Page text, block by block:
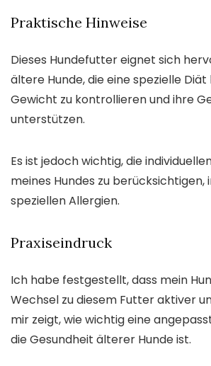
Praktische Hinweise
Dieses Hundefutter eignet sich
ältere Hunde, die eine spezielle
Gewicht zu kontrollieren und ihre
unterstützen.
Es ist jedoch wichtig, die
meines Hundes zu berücksichtigen,
speziellen Allergien.
Praxiseindruck
Ich habe festgestellt, dass mein
Wechsel zu diesem Futter aktiver
mir zeigt, wie wichtig eine
die Gesundheit älterer Hunde ist.